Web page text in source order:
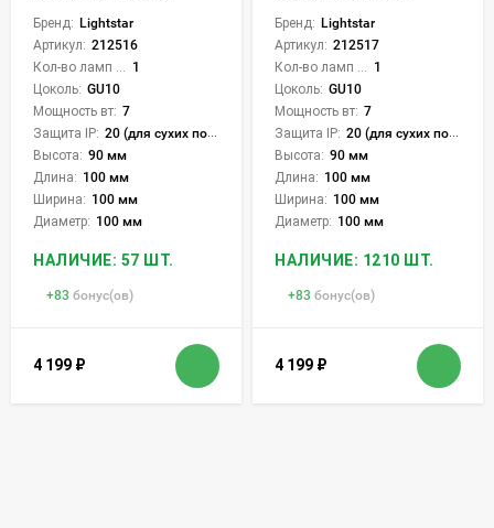
Бренд: Lightstar
Артикул: 212516
1
Цоколь: GU10
Мощность вт: 7
Защита IP: 20 (для сухих пом.)
Высота: 90 мм
Длина: 100 мм
Ширина: 100 мм
Диаметр: 100 мм
НАЛИЧИЕ: 57 ШТ.
+83 бонус(ов)
4 199 ₽
Бренд: Lightstar
Артикул: 212517
1
Цоколь: GU10
Мощность вт: 7
Защита IP: 20 (для сухих пом.)
Высота: 90 мм
Длина: 100 мм
Ширина: 100 мм
Диаметр: 100 мм
НАЛИЧИЕ: 1210 ШТ.
+83 бонус(ов)
4 199 ₽